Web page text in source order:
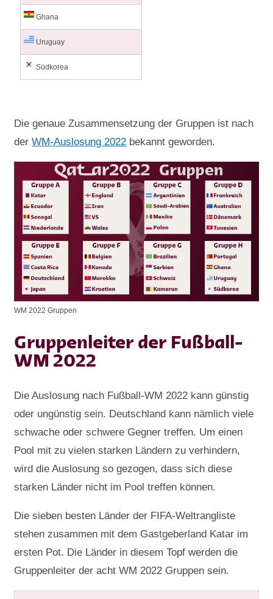
Ghana
Uruguay
Südkorea
Die genaue Zusammensetzung der Gruppen ist nach
derWM-Auslosung 2022 bekannt geworden.
WM 2022 Gruppen
Gruppenleiter der Fußball-
WM 2022
Die Auslosung nach Fußball-WM 2022 kann günstig
oder ungünstig sein. Deutschland kann nämlich viele
schwache oder schwere Gegner treffen. Um einen
Pool mit zu vielen starken Ländern zu verhindern,
wird die Auslosung so gezogen, dass sich diese
starken Länder nicht im Pool treffen können.
Die sieben besten Länder der FIFA-Weltrangliste
stehen zusammen mit dem Gastgeberland Katar im
ersten Pot. Die Länder in diesem Topf werden die
Gruppenleiter der acht WM 2022 Gruppen sein.